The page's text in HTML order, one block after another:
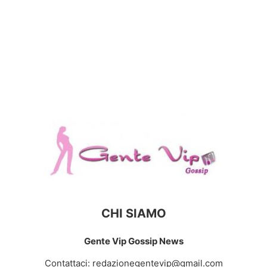
CHI SIAMO
Gente Vip Gossip News
Contattaci: redazionegentevip@gmail.com